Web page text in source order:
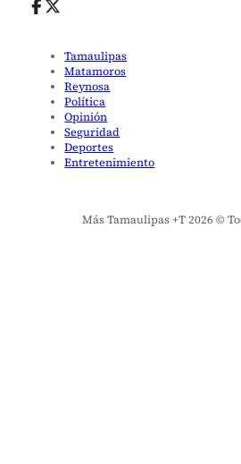
Tamaulipas
Matamoros
Reynosa
Política
Opinión
Seguridad
Deportes
Entretenimiento
Más Tamaulipas +T 2026 ©